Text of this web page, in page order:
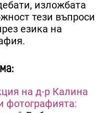
изложбата
тези въпроси
езика на
на д-р Калина
фотографията: